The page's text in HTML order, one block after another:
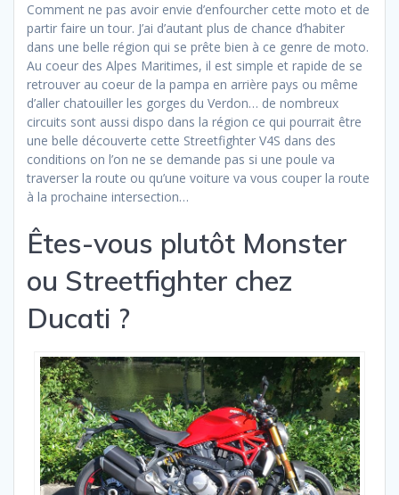
Comment ne pas avoir envie d’enfourcher cette moto et de
partir faire un tour. J’ai d’autant plus de chance d’habiter
dans une belle région qui se prête bien à ce genre de moto.
Au coeur des Alpes Maritimes, il est simple et rapide de se
retrouver au coeur de la pampa en arrière pays ou même
d’aller chatouiller les gorges du Verdon… de nombreux
circuits sont aussi dispo dans la région ce qui pourrait être
une belle découverte cette Streetfighter V4S dans des
conditions on l’on ne se demande pas si une poule va
traverser la route ou qu’une voiture va vous couper la route
à la prochaine intersection…
Êtes-vous plutôt Monster
ou Streetfighter chez
Ducati ?